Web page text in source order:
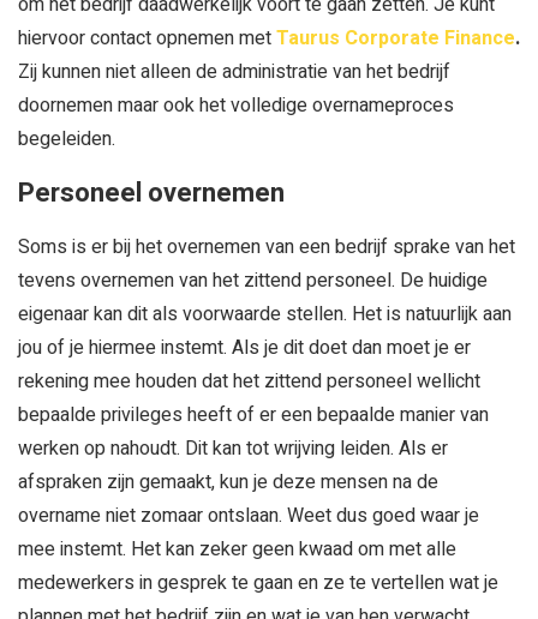
hiervoor contact opnemen metTaurus Corporate Finance.
Zij kunnen niet alleen de administratie van het bedrijf
doornemen maar ook het volledige overnameproces
begeleiden.
Personeel overnemen
Soms is er bij het overnemen van een bedrijf sprake van het
tevens overnemen van het zittend personeel. De huidige
eigenaar kan dit als voorwaarde stellen. Het is natuurlijk aan
jou of je hiermee instemt. Als je dit doet dan moet je er
rekening mee houden dat het zittend personeel wellicht
bepaalde privileges heeft of er een bepaalde manier van
werken op nahoudt. Dit kan tot wrijving leiden. Als er
afspraken zijn gemaakt, kun je deze mensen na de
overname niet zomaar ontslaan. Weet dus goed waar je
mee instemt. Het kan zeker geen kwaad om met alle
medewerkers in gesprek te gaan en ze te vertellen wat je